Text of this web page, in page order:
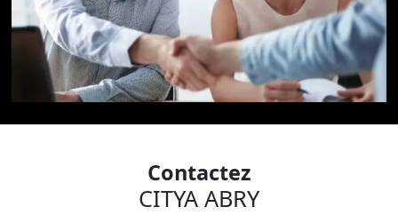
Contactez
CITYA ABRY